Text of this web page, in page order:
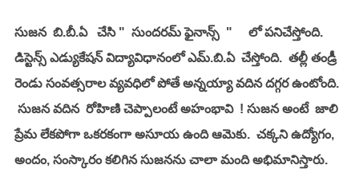
సుజన  బి.బీ.ఏ   చేసి "  సుందరమ్ ఫైనాన్స్  "     లో పనిచేస్తోంది.
డిస్టెన్స్ ఎడ్యుకేషన్ విద్యావిధానంలో ఎమ్.బి.ఏ  చేస్తోంది.  తల్లీ తండ్రీ
రెండు సంవత్సరాల వ్యవధిలో పోతే అన్నయ్యా వదిన దగ్గర ఉంటోంది.
సుజన వదిన  రోహిణి చెప్పాలంటే అహంభావి  ! సుజన అంటే  జాలి
ప్రేమ లేకపోగా ఒకరకంగా అసూయ ఉంది ఆమెకు.  చక్కని ఉద్యోగం,
అందం, సంస్కారం కలిగిన సుజనను చాలా మంది అభిమానిస్తారు.